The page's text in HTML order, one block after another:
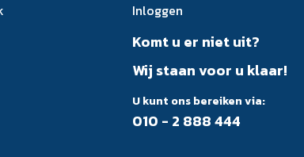
Inloggen
Komt u er niet uit?
Wij staan voor u klaar!
U kunt ons bereiken via:
010 - 2 888 444